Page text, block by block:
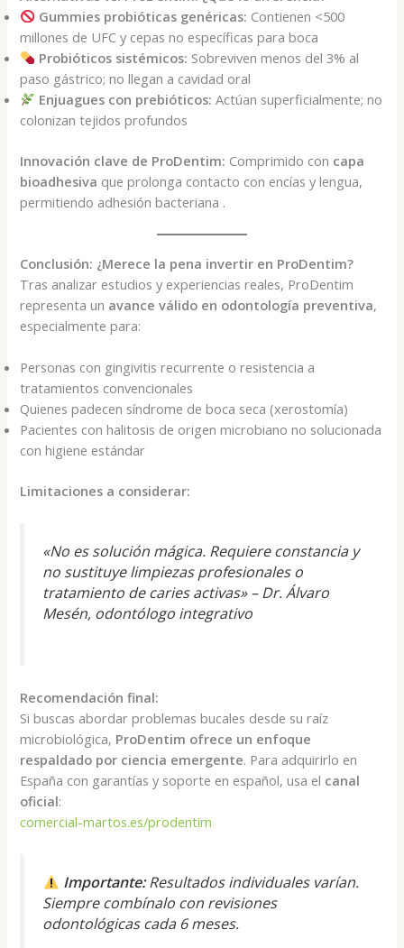
Gummies probióticas genéricas: Contienen <500
millones de UFC y cepas no específicas para boca
Probióticos sistémicos: Sobreviven menos del 3% al
paso gástrico; no llegan a cavidad oral
Enjuagues con prebióticos: Actúan superficialmente; no
colonizan tejidos profundos
Innovación clave de ProDentim: Comprimido con capa
bioadhesiva que prolonga contacto con encías y lengua,
permitiendo adhesión bacteriana .
Conclusión: ¿Merece la pena invertir en ProDentim?
Tras analizar estudios y experiencias reales, ProDentim
representa un avance válido en odontología preventiva,
especialmente para:
Personas con gingivitis recurrente o resistencia a
tratamientos convencionales
Quienes padecen síndrome de boca seca (xerostomía)
Pacientes con halitosis de origen microbiano no solucionada
con higiene estándar
Limitaciones a considerar:
«No es solución mágica. Requiere constancia y
no sustituye limpiezas profesionales o
tratamiento de caries activas» –Dr. Álvaro
Mesén, odontólogo integrativo
Recomendación final:
Si buscas abordar problemas bucales desde su raíz
microbiológica, ProDentim ofrece un enfoque
respaldado por ciencia emergente. Para adquirirlo en
España con garantías y soporte en español, usa el canal
oficial:
comercial-martos.es/prodentim
Importante:Resultados individuales varían.
Siempre combínalo con revisiones
odontológicas cada 6 meses.